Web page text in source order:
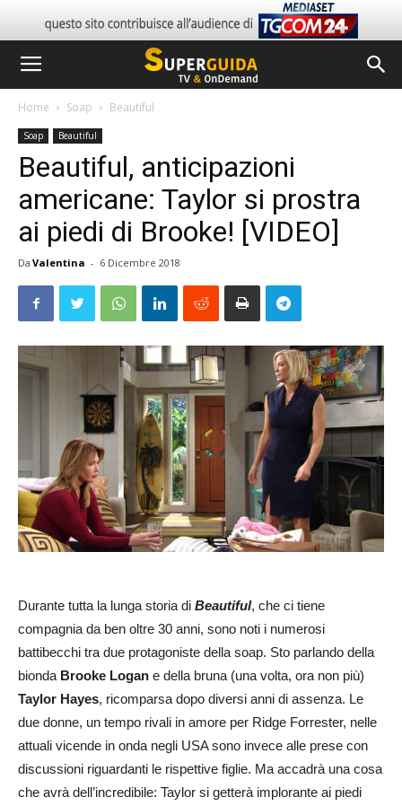
Home Soap Beautiful
Soap Beautiful
Beautiful, anticipazioni
americane: Taylor si prostra
ai piedi di Brooke! [VIDEO]
Da Valentina - 6 Dicembre 2018
Durante tutta la lunga storia di Beautiful, che ci tiene
compagnia da ben oltre 30 anni, sono noti i numerosi
battibecchi tra due protagoniste della soap. Sto parlando della
bionda Brooke Logan e della bruna (una volta, ora non più)
Taylor Hayes, ricomparsa dopo diversi anni di assenza. Le
due donne, un tempo rivali in amore per Ridge Forrester, nelle
attuali vicende in onda negli USA sono invece alle prese con
discussioni riguardanti le rispettive figlie. Ma accadrà una cosa
che avrà dell’incredibile: Taylor si getterà implorante ai piedi